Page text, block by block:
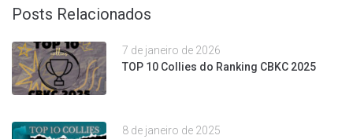
Posts Relacionados
7 de janeiro de 2026
TOP 10 Collies do Ranking CBKC 2025
8 de janeiro de 2025